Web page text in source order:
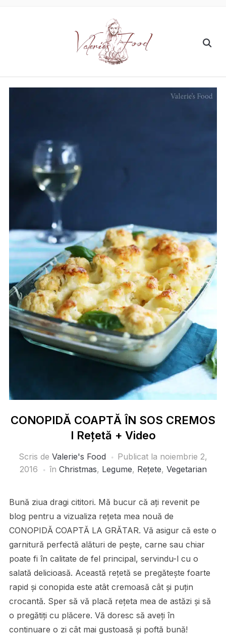
CONOPIDĂ COAPTĂ ÎN SOS CREMOS
I Rețetă + Video
Scris de Valerie's Food Publicat la noiembrie 2,
2016
în Christmas, Legume, Rețete, Vegetarian
Bună ziua dragi cititori. Mă bucur că ați revenit pe
blog pentru a vizualiza rețeta mea nouă de
CONOPIDĂ COAPTĂ LA GRĂTAR. Vă asigur că este o
garnitură perfectă alături de pește, carne sau chiar
poate fi în calitate de fel principal, servindu-l cu o
salată delicioasă. Această rețetă se pregătește foarte
rapid și conopida este atât cremoasă cât și puțin
crocantă. Sper să vă placă rețeta mea de astăzi și să
o pregătiți cu plăcere. Vă doresc să aveți în
continuare o zi cât mai gustoasă și poftă bună!